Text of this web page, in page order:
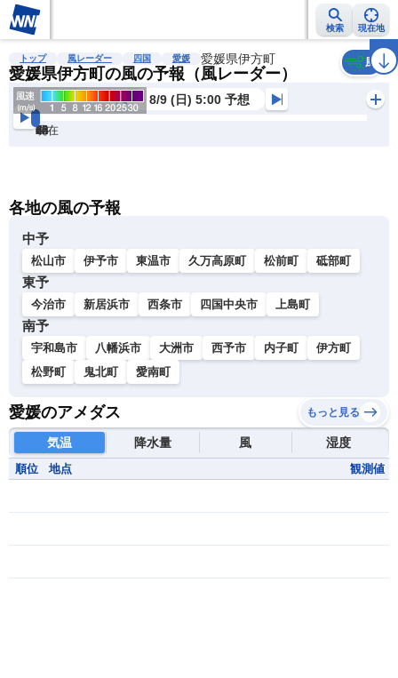
検索 現在地
雨雲レーダー 台風情報 地震情報 警報・注意報 2週間天気 ラ
トップ 風レーダー 四国 愛媛 愛媛県伊方町
愛媛県伊方町の風の予報（風レーダー）
風
8/9 (日) 5:00 予想
現在
6h
12
24
36
48
60
72
各地の風の予報
中予
松山市 伊予市 東温市 久万高原町 松前町 砥部町
東予
今治市 新居浜市 西条市 四国中央市 上島町
南予
宇和島市 八幡浜市 大洲市 西予市 内子町
伊方町
松野町
鬼北町 愛南町
愛媛のアメダス もっと見る
気温 降水量 風 湿度
順位 地点 観測値